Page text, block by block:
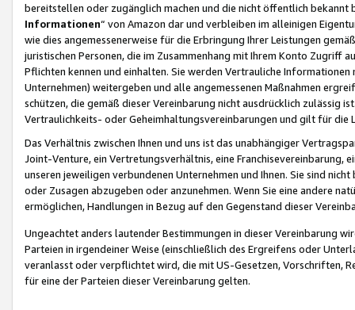
bereitstellen oder zugänglich machen und die nicht öffentlich
Informationen“ von Amazon dar und verbleiben im alleinigen
wie dies angemessenerweise für die Erbringung Ihrer Leistungen
juristischen Personen, die im Zusammenhang mit Ihrem Konto
Pflichten kennen und einhalten. Sie werden Vertrauliche
Unternehmen) weitergeben und alle angemessenen Maßnahmen
schützen, die gemäß dieser Vereinbarung nicht ausdrücklich zulässig
Vertraulichkeits- oder Geheimhaltungsvereinbarungen und gilt für die
Das Verhältnis zwischen Ihnen und uns ist das unabhängiger
Joint-Venture, ein Vertretungsverhältnis, eine Franchisevereinbarung,
unseren jeweiligen verbundenen Unternehmen und Ihnen. Sie sind
oder Zusagen abzugeben oder anzunehmen. Wenn Sie eine andere
ermöglichen, Handlungen in Bezug auf den Gegenstand dieser
Ungeachtet anders lautender Bestimmungen in dieser Vereinbarung
Parteien in irgendeiner Weise (einschließlich des Ergreifens oder
veranlasst oder verpflichtet wird, die mit US-Gesetzen, Vorschriften,
für eine der Parteien dieser Vereinbarung gelten.